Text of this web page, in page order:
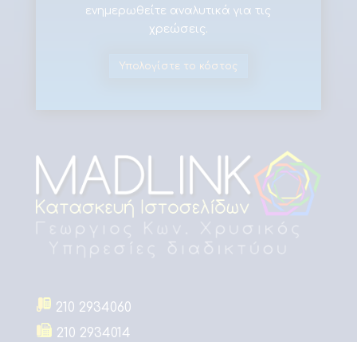
ενημερωθείτε αναλυτικά για τις
χρεώσεις.
Υπολογίστε το κόστος
210 2934060
210 2934014